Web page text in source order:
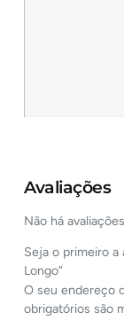
Avaliações
Não há
Seja o primeiro a
Longo”
O seu endereço
obrigatórios são